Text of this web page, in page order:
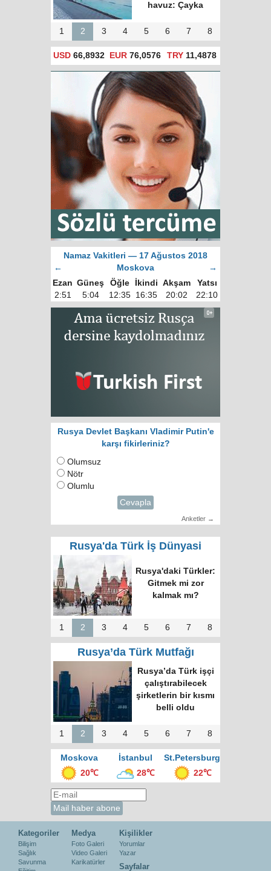
havuz: Çayka
1 2 3 4 5 6 7 8
USD 66,8932 EUR 76,0576 TRY 11,4878
Namaz Vakitleri — 17 Ağustos 2018
←
Moskova
→
Ezan Güneş Öğle İkindi Akşam
Yatsı
2:51
5:04 12:35 16:35 20:02 22:10
Rusya Devlet Başkanı Vladimir Putin'e
karşı fikirleriniz?
Olumsuz
Nötr
Olumlu
Cevapla
Anketler →
Rusya'da Türk İş Dünyasi
Rusya'daki Türkler:
Gitmek mi zor
kalmak mı?
1 2 3 4 5 6 7 8
Rusya’da Türk Mutfağı
Rusya’da Türk işçi
çalıştırabilecek
şirketlerin bir kısmı
belli oldu
1 2 3 4 5 6 7 8
Moskova İstanbul
St.Petersburg
20℃
28℃ 22℃
Kategoriler
Bilişim
Sağlık
Savunma
Medya
Foto Galeri
Video Galeri
Karikatürler
Kişilikler
Yorumlar
Yazar
Sayfalar